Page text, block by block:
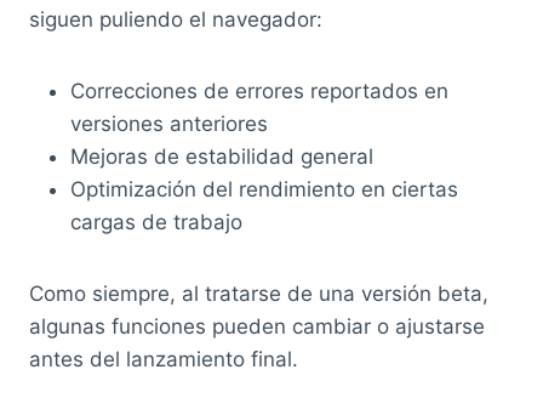
siguen puliendo el navegador:
Correcciones de errores reportados en
versiones anteriores
Mejoras de estabilidad general
Optimización del rendimiento en ciertas
cargas de trabajo
Como siempre, al tratarse de una versión beta,
algunas funciones pueden cambiar o ajustarse
antes del lanzamiento final.